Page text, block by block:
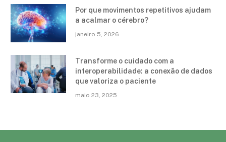
Por que movimentos repetitivos ajudam
a acalmar o cérebro?
janeiro 5, 2026
Transforme o cuidado com a
interoperabilidade: a conexão de dados
que valoriza o paciente
maio 23, 2025